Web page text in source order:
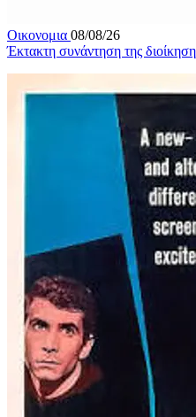
Οικονομια 08/08/26
Έκτακτη συνάντηση της